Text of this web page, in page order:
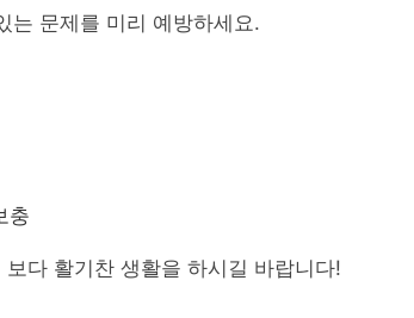
는 문제를 미리 예방하세요.
충
다 활기찬 생활을 하시길 바랍니다!